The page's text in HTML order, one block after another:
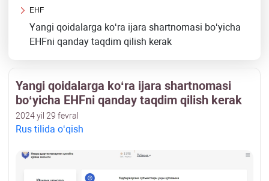
EHF
Yangi qoidalarga koʻra ijara shartnomasi boʻyicha
EHFni qanday taqdim qilish kerak
Yangi qoidalarga koʻra ijara shartnomasi
boʻyicha EHFni qanday taqdim qilish kerak
2024 yil 29 fevral
Rus tilida oʻqish